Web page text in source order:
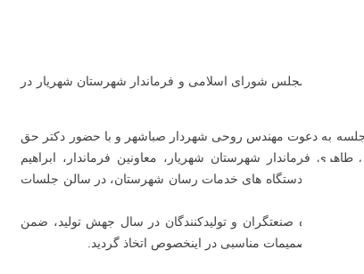
مردم در مجلس شورای اسلامی و فرماندار شهرستان شهریار در
به دعوت مهندس روحی شهردار صباشهر و با حضور دکتر حق
فرماندار شهرستان شهریار، معاونین فرماندار، ابراهیم
و دستگاه های خدمات رسان شهرستان، در سالن جلسات
بر سر راه صنعتگران و تولیدکنندگان در سال جهش تولید، ضمن
تصمیمات مناسبی در اینخصوص اتخاذ گردید.